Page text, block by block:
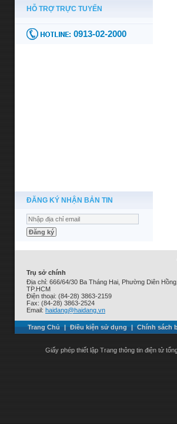
ĐĂNG KÝ NHẬN BẢN TIN
Trụ sở chính
Địa chỉ: 666/64/30 Ba Tháng Hai, Phường Diên Hồng,
TP.HCM
Điện thoại: (84-28) 3863-2159
Fax: (84-28) 3863-2524
Email: haidang@haidang.vn
Trang Chủ | Điều kiện sử dụng | Chính sách
Giấy phép thiết lập Trang thông tin điện tử